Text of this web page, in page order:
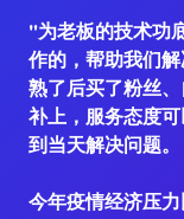
"为老板的技术功
作的，帮助我们
熟了后买了粉丝
补上，服务态度
到当天解决问题。
今年疫情经济压